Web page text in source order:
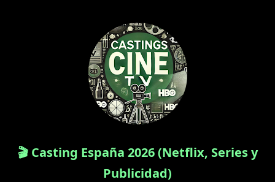
🎬 Casting España 2026 (Netflix, Series y
Publicidad)